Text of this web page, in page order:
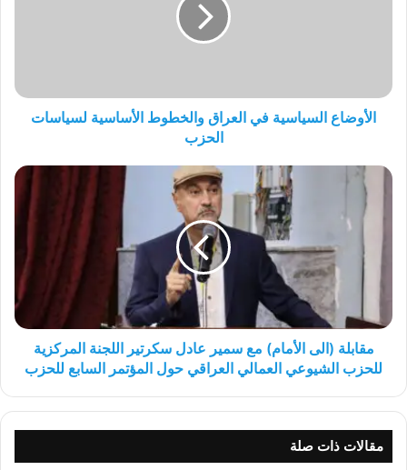
الأوضاع السياسية في العراق والخطوط الأساسية لسياسات
الحزب
مقابلة
الأمام)
سمير
المركزية
للحزب
الشيوعي
المؤتمر
السابع
مقابلة (الى الأمام) مع سمير عادل سكرتير اللجنة المركزية
للحزب الشيوعي العمالي العراقي حول المؤتمر السابع للحزب
مقالات ذات صلة